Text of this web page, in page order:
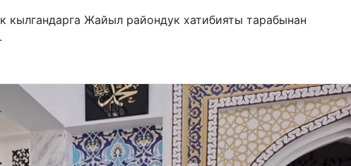
кылгандарга Жайыл райондук хатибияты тарабынан